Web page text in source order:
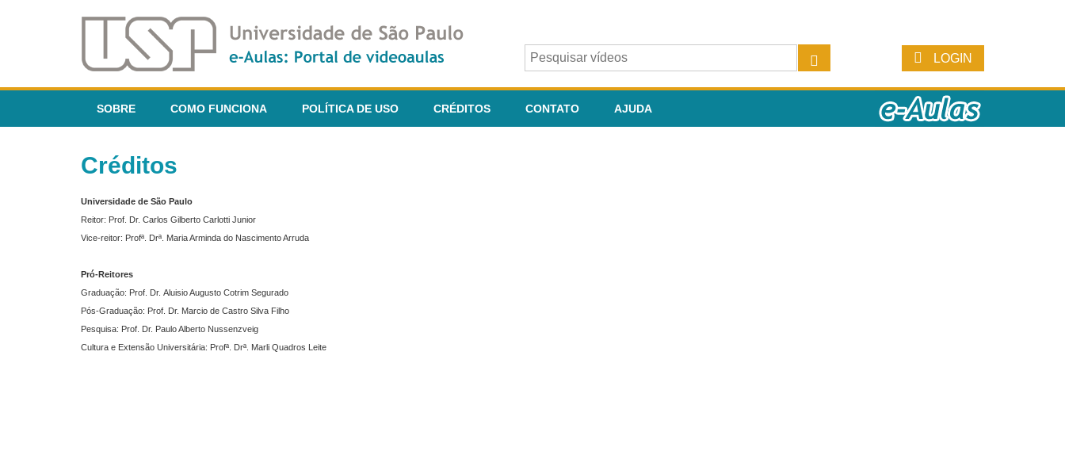
LOGIN
SOBRE COMO FUNCIONA POLÍTICA DE USO CRÉDITOS CONTATO AJUDA
Créditos
Universidade de São Paulo
Reitor: Prof. Dr. Carlos Gilberto Carlotti Junior
Vice-reitor: Profª. Drª. Maria Arminda do Nascimento Arruda
Pró-Reitores
Graduação: Prof. Dr. Aluisio Augusto Cotrim Segurado
Pós-Graduação: Prof. Dr. Marcio de Castro Silva Filho
Pesquisa: Prof. Dr. Paulo Alberto Nussenzveig
Cultura e Extensão Universitária: Profª. Drª. Marli Quadros Leite